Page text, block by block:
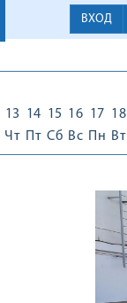
ВХОД
13
Чт
14
Пт
15
Сб
16
Вс
17
Пн
18
Вт